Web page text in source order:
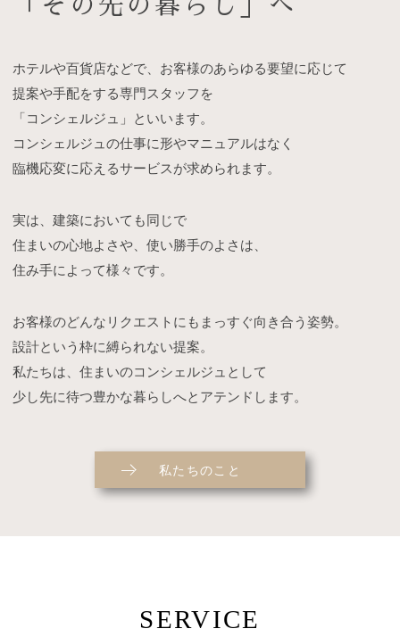
「その先の暮らし」へ
ホテルや百貨店などで、お客様のあらゆる要望に応じて
提案や手配をする専門スタッフを
「コンシェルジュ」といいます。
コンシェルジュの仕事に形やマニュアルはなく
臨機応変に応えるサービスが求められます。
実は、建築においても同じで
住まいの心地よさや、使い勝手のよさは、
住み手によって様々です。
お客様のどんなリクエストにもまっすぐ向き合う姿勢。
設計という枠に縛られない提案。
私たちは、住まいのコンシェルジュとして
少し先に待つ豊かな暮らしへとアテンドします。
私たちのこと
SERVICE